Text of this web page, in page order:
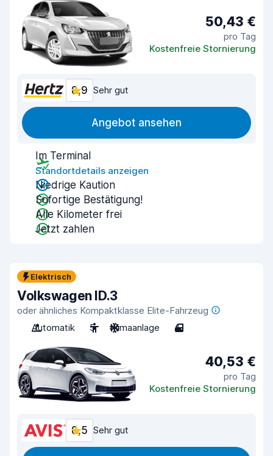
50,43 €
pro Tag
Kostenfreie Stornierung
8,9 Sehr gut
Angebot ansehen
Im Terminal
Standortdetails anzeigen
Niedrige Kaution
Sofortige Bestätigung!
Alle Kilometer frei
Jetzt zahlen
Elektrisch
Volkswagen ID.3
oder ähnliches Kompaktklasse Elite-Fahrzeug
Automatik
5 Klimaanlage 4
40,53 €
pro Tag
Kostenfreie Stornierung
8,5 Sehr gut